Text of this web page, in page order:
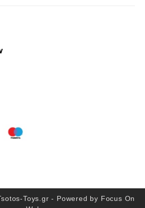
Toys.gr - Powered by Focus On